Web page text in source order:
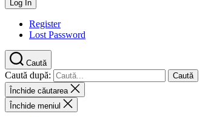
Register
Lost Password
Caută
Caută după:
Închide căutarea
Închide meniul